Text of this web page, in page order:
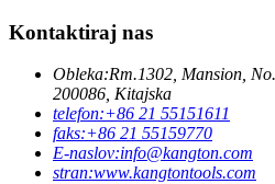
Kontaktiraj nas
Obleka:Rm.1302, Mansion,
200086, Kitajska
telefon:+86 21 55151611
faks:+86 21 55159770
E-naslov:info@kangton.com
stran:www.kangtontools.com